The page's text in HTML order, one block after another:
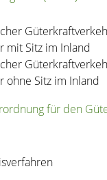
mit Sitz im Inland
ohne Sitz im Inland
für den